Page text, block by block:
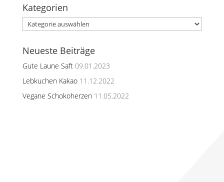
Kategorien
Kategorien
Neueste Beiträge
Gute Laune Saft 09.01.2023
Lebkuchen Kakao 11.12.2022
Vegane Schokoherzen 11.05.2022